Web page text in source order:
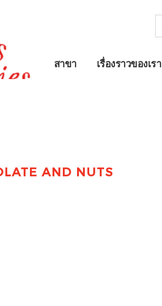
สาขา เรื่องราวของเรา
AND NUTS